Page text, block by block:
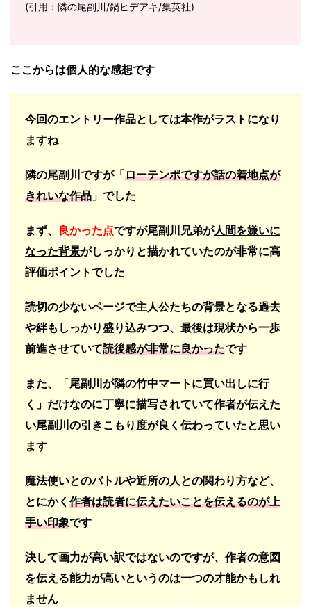
(引用：隣の尾副川/鍋ヒデアキ/集英社)
ここからは個人的な感想です
今回のエントリー作品としては本作がラストになり
ますね
隣の尾副川ですが「ローテンポですが話の着地点が
きれいな作品 」でした
まず、 良かった点ですが尾副川兄弟が人間を嫌いに
なった背景がしっかりと描かれていたのが非常に高
評価ポイントでした
読切の少ないページで主人公たちの背景となる過去
や絆もしっかり盛り込みつつ、 最後は現状から一歩
前進させていて読後感が非常に良かったです
また、 「尾副川が隣の竹中マートに買い出しに行
く」だけなのに丁寧に描写されていて作者が伝えた
い尾副川の引きこもり度が良く伝わっていたと思い
ます
魔法使いとのバトルや近所の人との関わり方など、
とにかく 作者は読者に伝えたいことを伝えるのが上
手い印象です
決して画力が高い訳ではないのですが、作者の意図
を伝える能力が高いというのは一つの才能かもしれ
ません